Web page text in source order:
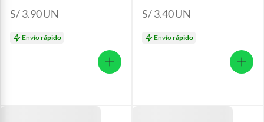
S/ 3.90UN
Envíorápido
S/ 3.40UN
Envíorápido